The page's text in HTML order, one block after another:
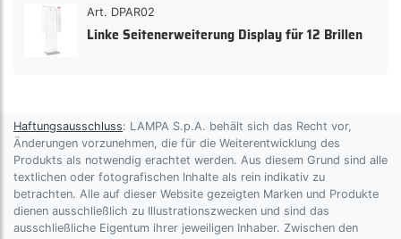
Art. DPAR02
Linke Seitenerweiterung Display für 12 Brillen
Haftungsausschluss: LAMPA S.p.A. behält sich das Recht vor,
Änderungen vorzunehmen, die für die Weiterentwicklung des
Produkts als notwendig erachtet werden. Aus diesem Grund sind alle
textlichen oder fotografischen Inhalte als rein indikativ zu
betrachten. Alle auf dieser Website gezeigten Marken und Produkte
dienen ausschließlich zu Illustrationszwecken und sind das
ausschließliche Eigentum ihrer jeweiligen Inhaber. Zwischen den